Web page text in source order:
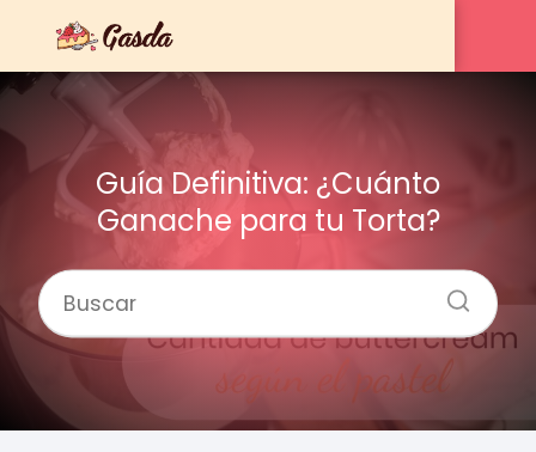
Guía Definitiva: ¿Cuánto
Ganache para tu Torta?